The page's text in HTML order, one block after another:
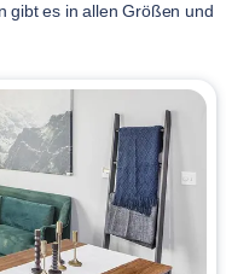
gibt es in allen Größen und